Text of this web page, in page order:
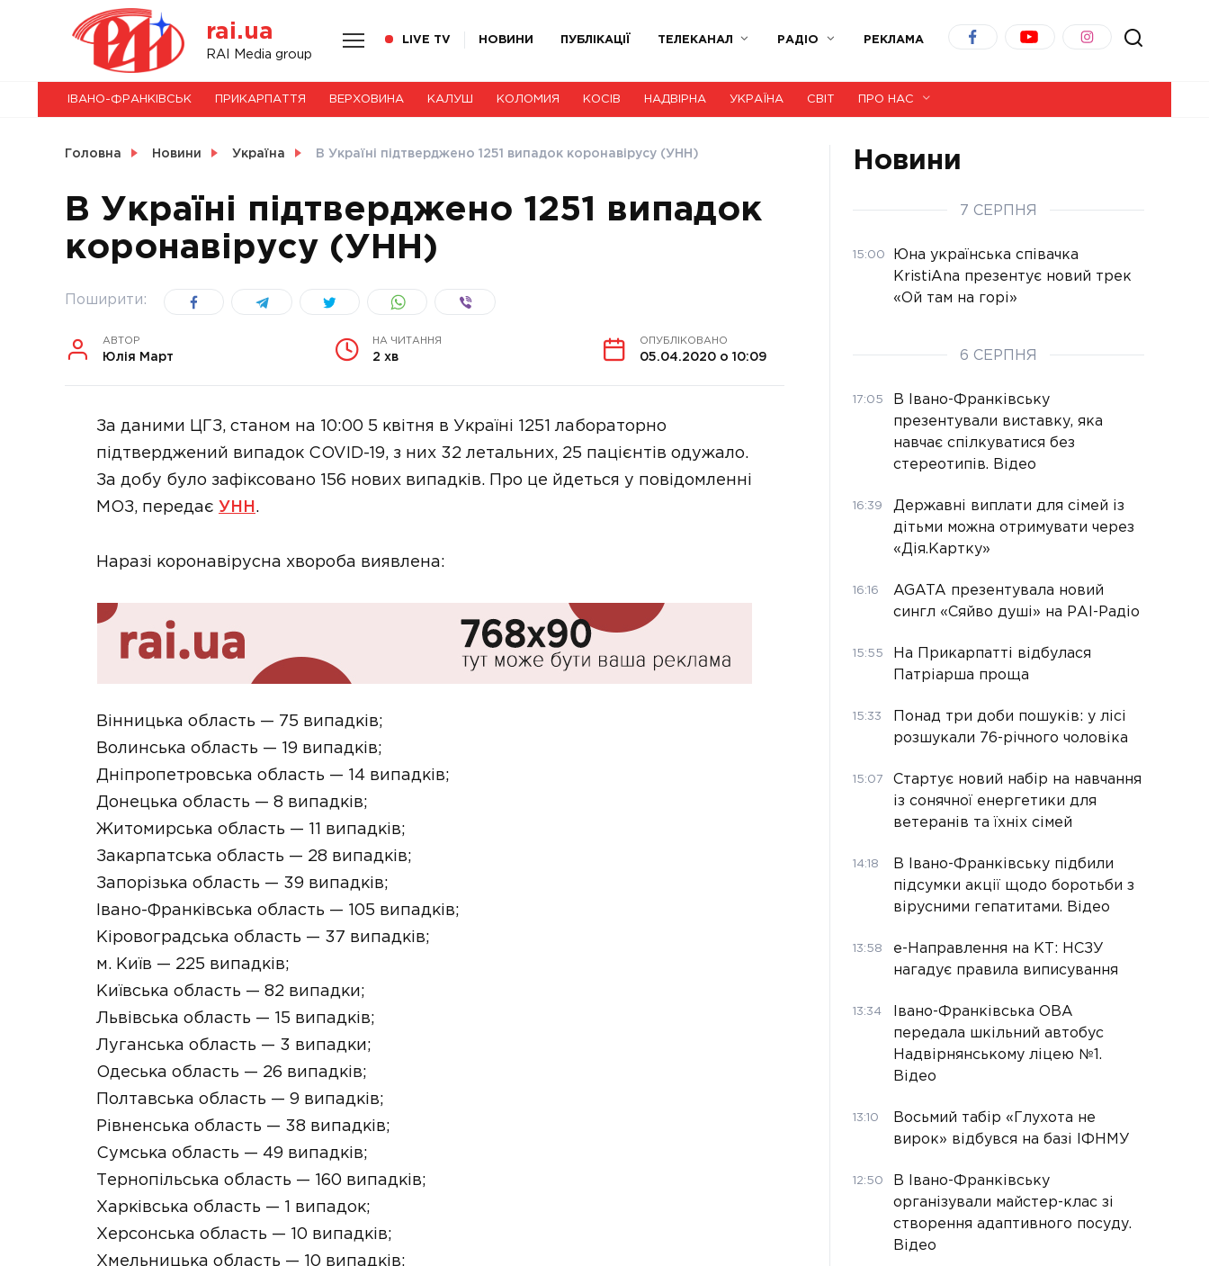
rai.ua
RAI Media group
LIVE TV НОВИНИ ПУБЛІКАЦІЇ ТЕЛЕКАНАЛ РАДІО РЕКЛАМА
НОВИНИ
СВІТ
УКРАЇНА
ІВАНО-ФРАНКІВСЬК ПРИКАРПАТТЯ ВЕРХОВИНА КАЛУШ КОЛОМИЯ КОСІВ НАДВІРНА УКРАЇНА СВІТ ПРО НАС
Головна Новини Україна В Україні підтверджено 1251 випадок коронавірусу (УНН)
В Україні підтверджено 1251 випадок
коронавірусу (УНН)
Поширити:
АВТОР
Юлія Март
НА ЧИТАННЯ
2 хв
ОПУБЛІКОВАНО
05.04.2020 о 10:09
За даними ЦГЗ, станом на 10:00 5 квітня в Україні 1251 лабораторно
підтверджений випадок COVID-19, з них 32 летальних, 25 пацієнтів одужало.
За добу було зафіксовано 156 нових випадків. Про це йдеться у повідомленні
МОЗ, передає УНН .
Наразі коронавірусна хвороба виявлена:
Вінницька область — 75 випадків;
Волинська область — 19 випадків;
Дніпропетровська область — 14 випадків;
Донецька область — 8 випадків;
Житомирська область — 11 випадків;
Закарпатська область — 28 випадків;
Запорізька область — 39 випадків;
Івано-Франківська область — 105 випадків;
Кіровоградська область — 37 випадків;
м. Київ — 225 випадків;
Київська область — 82 випадки;
Львівська область — 15 випадків;
Луганська область — 3 випадки;
Одеська область — 26 випадків;
Полтавська область — 9 випадків;
Рівненська область — 38 випадків;
Сумська область — 49 випадків;
Тернопільська область — 160 випадків;
Харківська область — 1 випадок;
Херсонська область — 10 випадків;
Хмельницька область — 10 випадків;
Новини
7 СЕРПНЯ
15:00
Юна українська співачка
KristiAna презентує новий трек
«Ой там на горі»
6 СЕРПНЯ
17:05
В Івано-Франківську
презентували виставку, яка
навчає спілкуватися без
стереотипів. Відео
16:39
Державні виплати для сімей із
дітьми можна отримувати через
«Дія.Картку»
16:16
AGATA презентувала новий
сингл «Сяйво душі» на РАІ-Радіо
15:55
На Прикарпатті відбулася
Патріарша проща
15:33
Понад три доби пошуків: у лісі
розшукали 76-річного чоловіка
15:07
Стартує новий набір на навчання
із сонячної енергетики для
ветеранів та їхніх сімей
14:18
В Івано-Франківську підбили
підсумки акції щодо боротьби з
вірусними гепатитами. Відео
13:58
е-Направлення на КТ: НСЗУ
нагадує правила виписування
13:34
Івано-Франківська ОВА
передала шкільний автобус
Надвірнянському ліцею №1.
Відео
13:10
Восьмий табір «Глухота не
вирок» відбувся на базі ІФНМУ
12:50
В Івано-Франківську
організували майстер-клас зі
створення адаптивного посуду.
Відео